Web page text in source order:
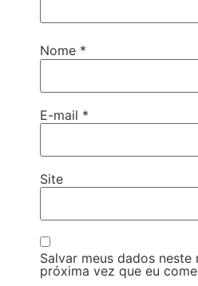
Nome *
E-mail *
Site
Salvar meus dados neste
próxima vez que eu